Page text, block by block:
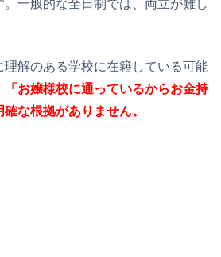
一般的な全日制では、両立が難し
理解のある学校に在籍している可能
「お嬢様校に通っているからお金持
な根拠がありません。